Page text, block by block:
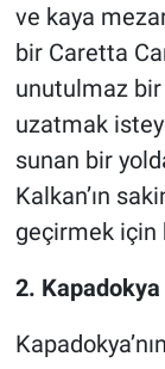
ve kaya
bir Caretta
unutulmaz bir
uzatmak
sunan bir
Kalkan’ın
geçirmek için
2.